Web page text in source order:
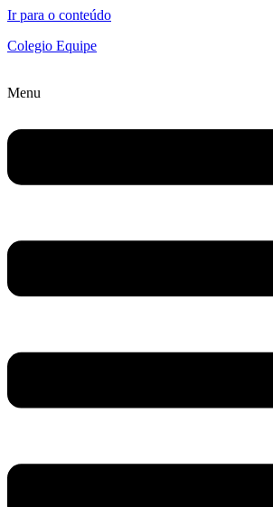
Ir para o conteúdo
Colegio Equipe
Menu